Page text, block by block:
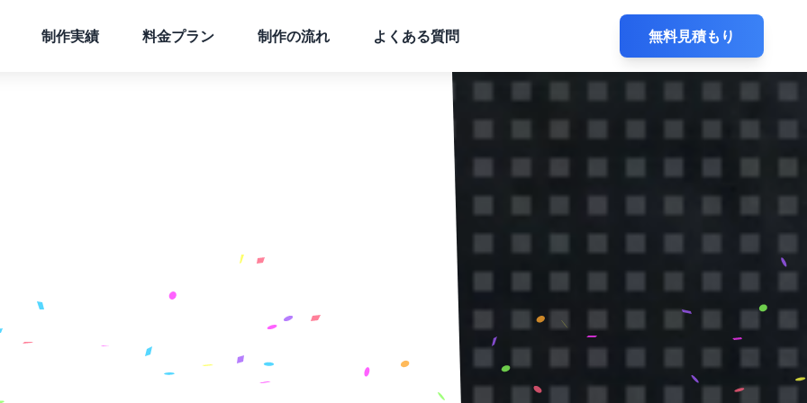
制作実績 料金プラン 制作の流れ よくある質問 無料見積もり